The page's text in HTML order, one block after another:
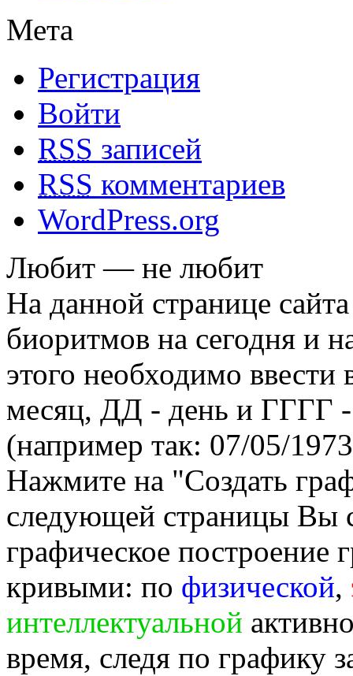
Мета
Регистрация
Войти
RSS записей
RSS комментариев
WordPress.org
Любит — не любит
На данной странице
биоритмов на сегодня и
этого необходимо
месяц, ДД - день и ГГГГ -
(например так: 07/05/
Нажмите на "Создать
следующей страницы Вы
графическое построение
кривыми: по физической,
интеллектуальной
время, следя по графику